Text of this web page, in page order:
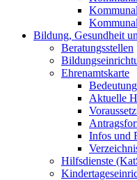
Bildung, Gesundheit
Beratungsstellen
Ehrenamtskarte
Aktuelle
Infos und
Hilfsdienste